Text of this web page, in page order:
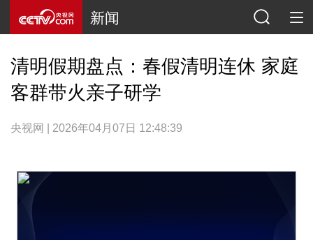
新闻
清明假期盘点：春假清明连休 家庭
客群带火亲子研学
央视网 | 2026年04月07日 12:48:39